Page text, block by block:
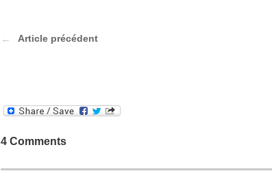
Article précédent
4 Comments